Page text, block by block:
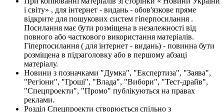
і світу» , для інтернет - видань - обов'язкове пряме
відкрите для пошукових систем гіперпосилання .
Посилання має бути розміщена в незалежності від
повного або часткового використання матеріалів.
Гіперпосилання ( для інтернет - видань) - повинна бути
розміщена в підзаголовку або в першому абзаці
матеріалу.
Новини з позначками "Думка", "Експертиза", "Заява",
"Регіони", "Гроші", "Влада", "Вибори", "Тест-драйв",
"Спецпроекти", "Промо" публікуються на правах
реклами.
Розділ Спецпроекти створюється спільно з